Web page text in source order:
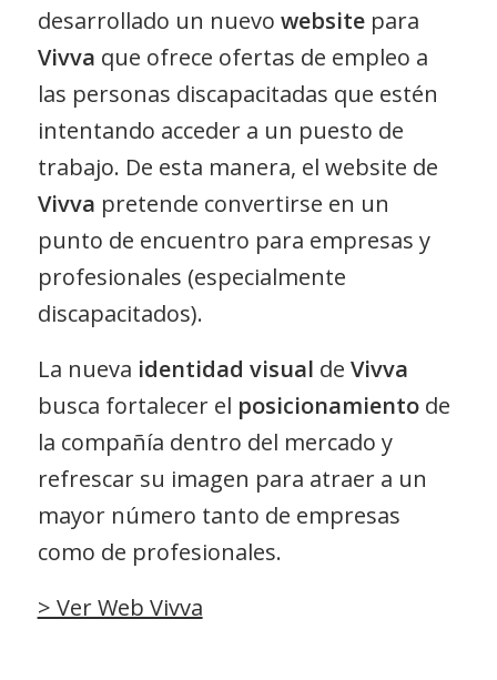
desarrollado un nuevo websitepara
Vivva que ofrece ofertas de empleo a
las personas discapacitadas que estén
intentando acceder a un puesto de
trabajo. De esta manera, el website de
Vivva pretende convertirse en un
punto de encuentro para empresas y
profesionales (especialmente
discapacitados).
La nueva identidad visual de Vivva
busca fortalecer el posicionamientode
la compañía dentro del mercado y
refrescar su imagen para atraer a un
mayor número tanto de empresas
como de profesionales.
> Ver Web Vivva